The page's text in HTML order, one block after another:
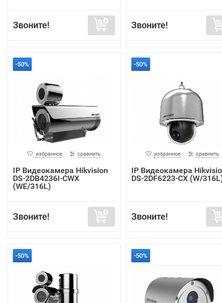
Звоните! Звоните!
-50%
избранное сравнить
IP Видеокамера Hikvision
DS-2DB4236I-CWX
(WE/316L)
Звоните!
-50%
избранное сравнить
IP Видеокамера
DS-2DF6223-CX (W/
Звоните!
-50% -50%